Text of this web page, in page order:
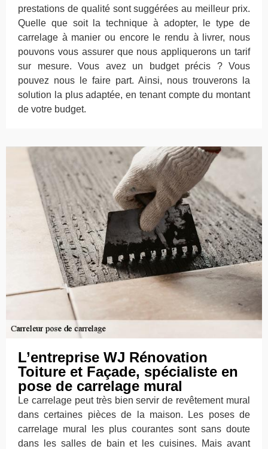
prestations de qualité sont suggérées au meilleur prix.
Quelle que soit la technique à adopter, le type de
carrelage à manier ou encore le rendu à livrer, nous
pouvons vous assurer que nous appliquerons un tarif
sur mesure. Vous avez un budget précis ? Vous
pouvez nous le faire part. Ainsi, nous trouverons la
solution la plus adaptée, en tenant compte du montant
de votre budget.
L’entreprise WJ Rénovation
Toiture et Façade, spécialiste en
pose de carrelage mural
Le carrelage peut très bien servir de revêtement mural
dans certaines pièces de la maison. Les poses de
carrelage mural les plus courantes sont sans doute
dans les salles de bain et les cuisines. Mais avant